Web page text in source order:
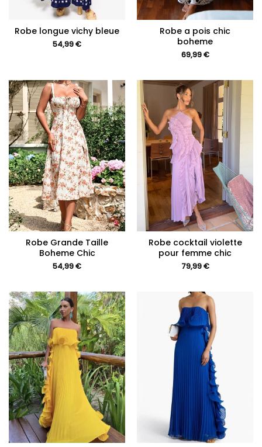
Robe longue vichy bleue
54,99€
Robe a pois chic
boheme
69,99€
Robe Grande Taille
Boheme Chic
54,99€
Robe cocktail violette
pour femme chic
79,99€